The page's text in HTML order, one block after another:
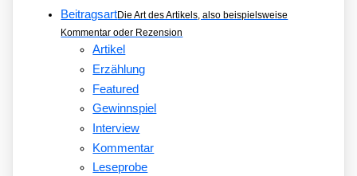
BeitragsartDie Art des Artikels, also beispielsweise
Kommentar oder Rezension
Artikel
Erzählung
Featured
Gewinnspiel
Interview
Kommentar
Leseprobe